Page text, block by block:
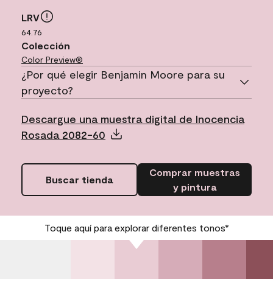
LRV
64.76
Colección
Color Preview®
¿Por qué elegir Benjamin Moore para su
proyecto?
Descargue una muestra digital de Inocencia
Rosada 2082-60
Buscar tienda
Comprar muestras
y pintura
Toque aquí para explorar diferentes tonos*